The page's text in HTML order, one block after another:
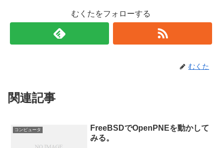
むくたをフォローする
むくた
関連記事
コンピュータ
FreeBSDでOpenPNEを動かして
みる。